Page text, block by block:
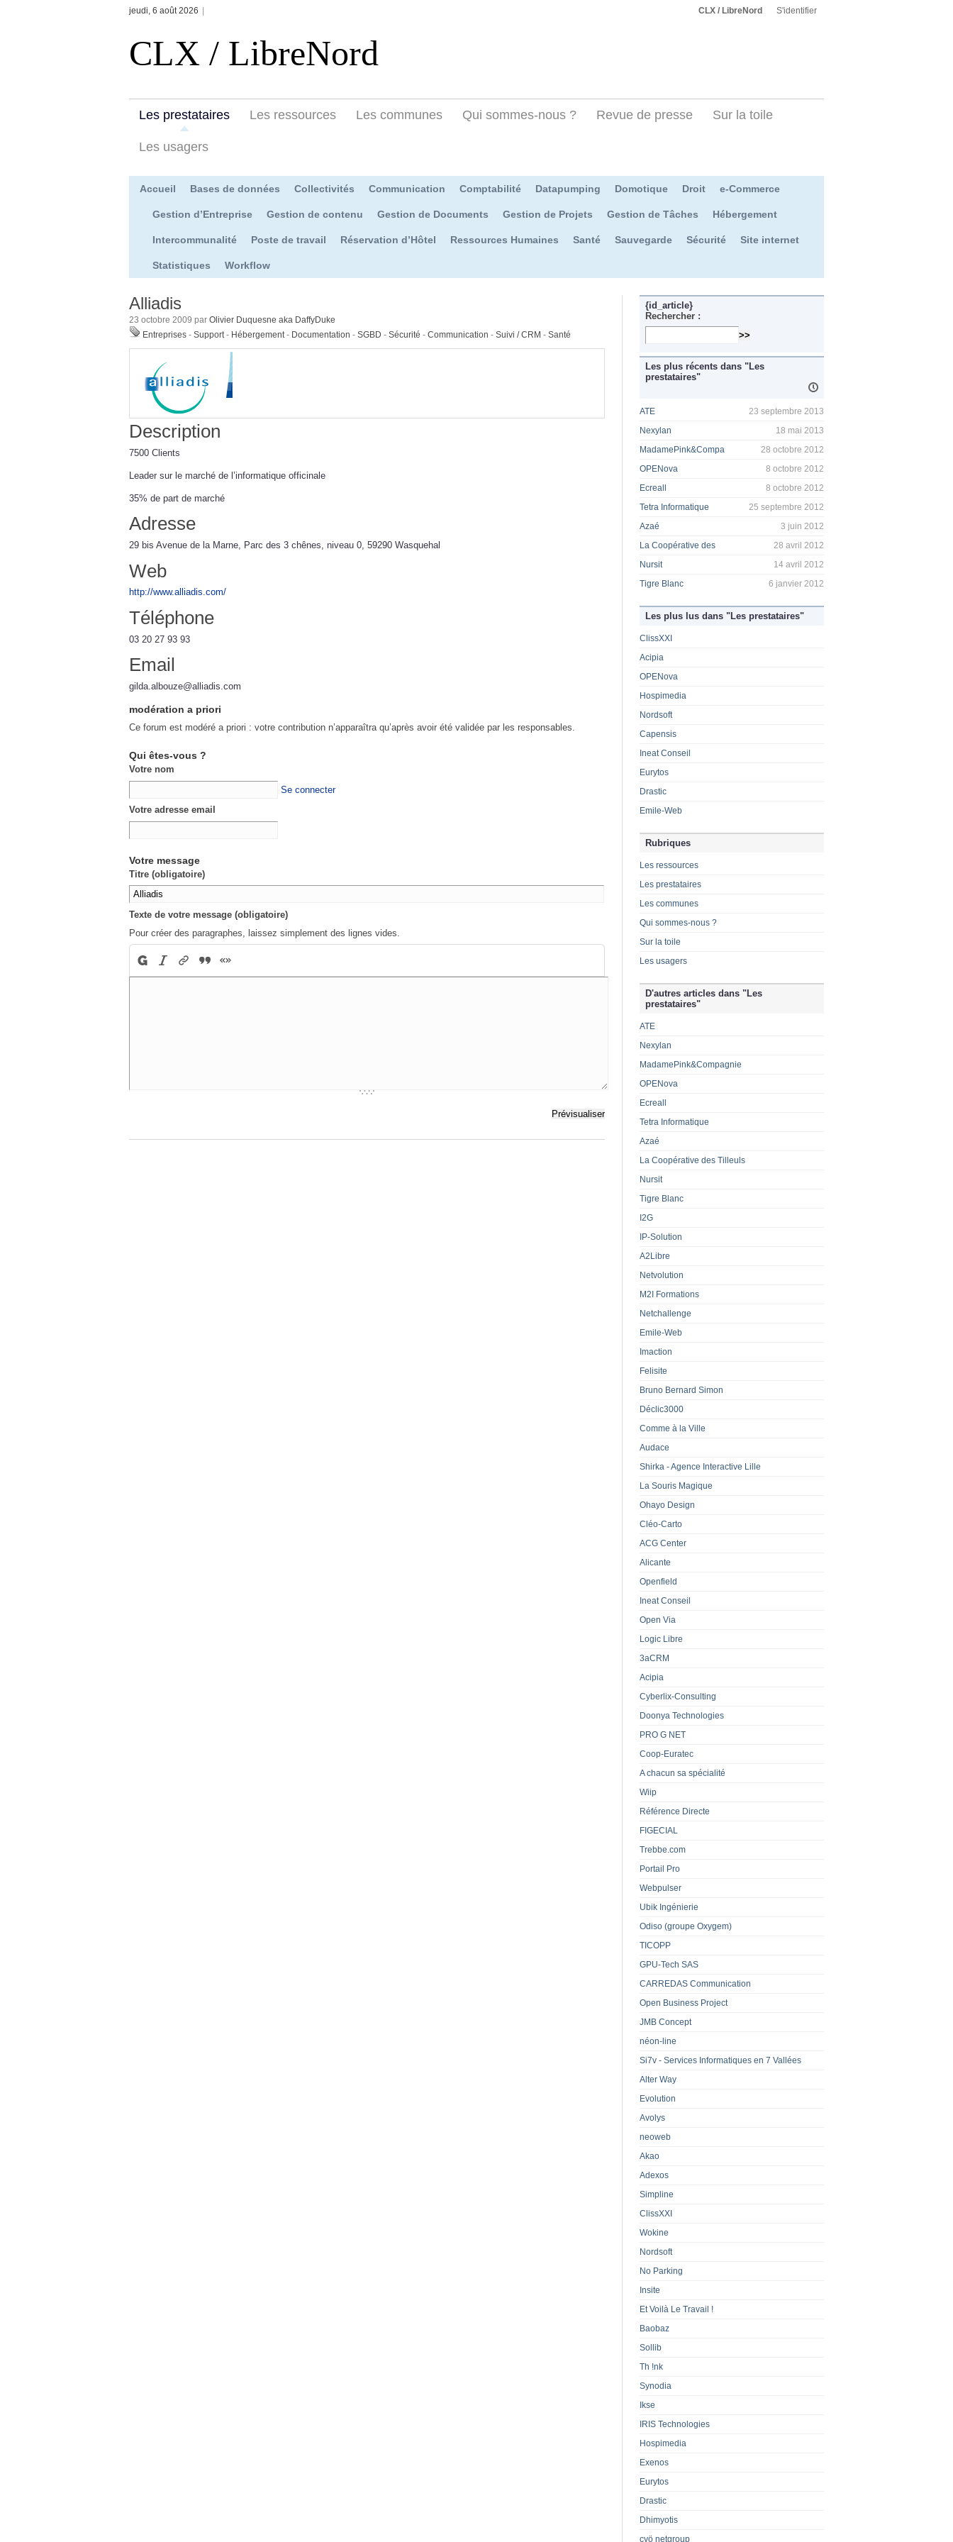
jeudi, 6 août 2026 CLX / LibreNord S'identifier
CLX / LibreNord
Les prestataires Les ressources Les communes Qui sommes-nous ? Revue de presse Sur la toile
Les usagers
Accueil Bases de données Collectivités Communication Comptabilité Datapumping Domotique Droit e-Commerce
Gestion d’Entreprise Gestion de contenu Gestion de Documents Gestion de Projets Gestion de Tâches Hébergement
Intercommunalité Poste de travail Réservation d’Hôtel Ressources Humaines Santé Sauvegarde Sécurité Site internet
Statistiques Workflow
Alliadis
23 octobre 2009 par Olivier Duquesne aka DaffyDuke
Entreprises - Support- Hébergement- Documentation - SGBD - Sécurité - Communication - Suivi / CRM - Santé
Description
7500 Clients
Leader sur le marché de l’informatique officinale
35% de part de marché
Adresse
29 bis Avenue de la Marne, Parc des 3 chênes, niveau 0, 59290 Wasquehal
Web
http://www.alliadis.com/
Téléphone
03 20 27 93 93
Email
gilda.albouze@alliadis.com
modération a priori
Ce forum est modéré a priori : votre contribution n’apparaîtra qu’après avoir été validée par les responsables.
Qui êtes-vous ?
Votre nom
Se connecter
Votre adresse email
Votre message
Titre (obligatoire)
Texte de votre message (obligatoire)
Pour créer des paragraphes, laissez simplement des lignes vides.
{id_article}
Rechercher :
Les plus récents dans "Les
prestataires"
ATE
23 septembre 2013
Nexylan
18 mai 2013
MadamePink&Compa
28 octobre 2012
OPENova
8 octobre 2012
Ecreall
8 octobre 2012
Tetra Informatique
25 septembre 2012
Azaé
3 juin 2012
La Coopérative des
28 avril 2012
Nursit
14 avril 2012
Tigre Blanc
6 janvier 2012
Les plus lus dans "Les prestataires"
ClissXXI
Acipia
OPENova
Hospimedia
Nordsoft
Capensis
Ineat Conseil
Eurytos
Drastic
Emile-Web
Rubriques
Les ressources
Les prestataires
Les communes
Qui sommes-nous ?
Sur la toile
Les usagers
D'autres articles dans "Les
prestataires"
ATE
Nexylan
MadamePink&Compagnie
OPENova
Ecreall
Tetra Informatique
Azaé
La Coopérative des Tilleuls
Nursit
Tigre Blanc
I2G
IP-Solution
A2Libre
Netvolution
M2I Formations
Netchallenge
Emile-Web
Imaction
Felisite
Bruno Bernard Simon
Déclic3000
Comme à la Ville
Audace
Shirka - Agence Interactive Lille‎
La Souris Magique
Ohayo Design
Cléo-Carto
ACG Center
Alicante
Openfield
Ineat Conseil
Open Via
Logic Libre
3aCRM
Acipia
Cyberlix-Consulting
Doonya Technologies
PRO G NET
Coop-Euratec
A chacun sa spécialité
Wiip
Référence Directe
FIGECIAL
Trebbe.com
Portail Pro
Webpulser
Ubik Ingénierie
Odiso (groupe Oxygem)
TICOPP
GPU-Tech SAS
CARREDAS Communication
Open Business Project
JMB Concept
néon-line
Si7v - Services Informatiques en 7 Vallées
Alter Way
Evolution
Avolys
neoweb
Akao
Adexos
Simpline
ClissXXI
Wokine
Nordsoft
No Parking
Insite
Et Voilà Le Travail !
Baobaz
Sollib
Th !nk
Synodia
Ikse
IRIS Technologies
Hospimedia
Exenos
Eurytos
Drastic
Dhimyotis
cyö netgroup